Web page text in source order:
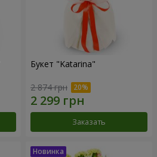
Букет "Katarina"
2 874 грн
Заказать